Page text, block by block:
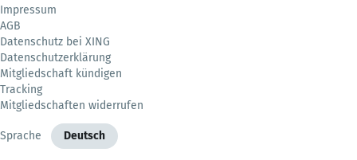
Impressum
AGB
Datenschutz bei XING
Datenschutzerklärung
Mitgliedschaft kündigen
Tracking
Mitgliedschaften widerrufen
Sprache Deutsch